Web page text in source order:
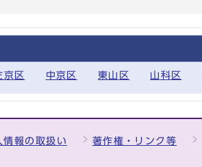
京区 中京区 東山区 山科区
情報の取扱い 著作権・リンク等